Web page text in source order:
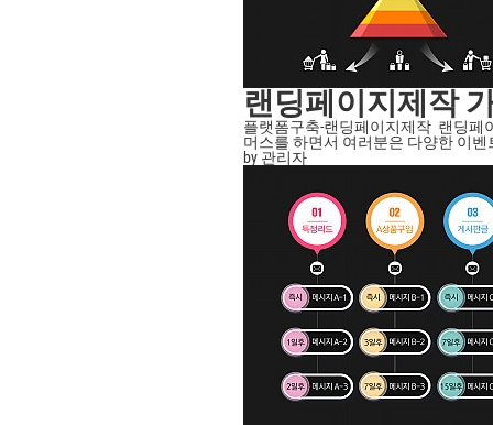
랜딩페이지제작
플랫폼구축-랜딩페이지제작 랜딩페
머스를 하면서 여러분은 다양한 이벤
by 관리자